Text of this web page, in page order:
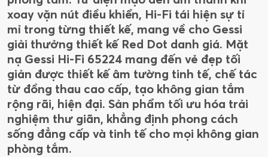
xoay vặn nút điều khiển, Hi-Fi tái hiện sự tỉ
mỉ trong từng thiết kế, mang về cho Gessi
giải thưởng thiết kế Red Dot danh giá. Mặt
nạ Gessi Hi-Fi 65224 mang đến vẻ đẹp tối
giản được thiết kế âm tường tinh tế, chế tác
từ đồng thau cao cấp, tạo không gian tắm
rộng rãi, hiện đại. Sản phẩm tối ưu hóa trải
nghiệm thư giãn, khẳng định phong cách
sống đẳng cấp và tinh tế cho mọi không gian
phòng tắm.